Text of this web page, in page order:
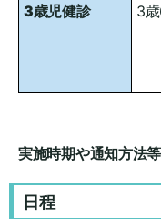
3歳児健診 3
実施時期や通知方法
日程